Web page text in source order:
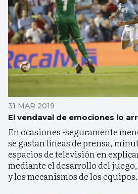
31 MAR 2019
El vendaval de emociones lo
En ocasiones -seguramente
se gastan líneas de prensa,
espacios de televisión en
mediante el desarrollo del
y los mecanismos de los equipos.